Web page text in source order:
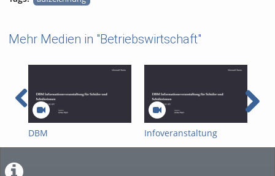
Mehr Medien in "Betriebswirtschaft"
DBM
Informationsveranstaltung
Infoveranstaltung
Studiengang DBM Mai